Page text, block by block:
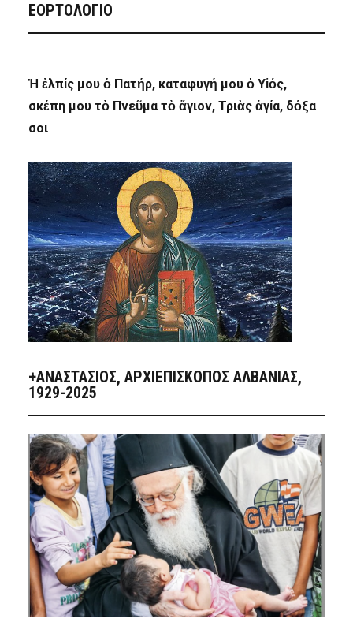
ΕΟΡΤΟΛΟΓΙΟ
Ἡ ἐλπίς μου ὁ Πατήρ, καταφυγή μου ὁ Υἱός,
σκέπη μου τὸ Πνεῦμα τὸ ἅγιον, Τριὰς ἁγία, δόξα
σοι
+ΑΝΑΣΤΆΣΙΟΣ, ΑΡΧΙΕΠΊΣΚΟΠΟΣ ΑΛΒΑΝΊΑΣ,
1929-2025